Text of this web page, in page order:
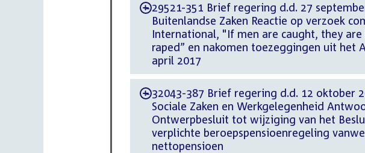
-29521-351 Brief regering d.d. 27
Buitenlandse Zaken Reactie op verzoek
International, "If men are caught, they
raped” en nakomen toezeggingen uit het
april 2017
-32043-387 Brief regering d.d. 12 oktober
Sociale Zaken en Werkgelegenheid
Ontwerpbesluit tot wijziging van het
verplichte beroepspensioenregeling
nettopensioen